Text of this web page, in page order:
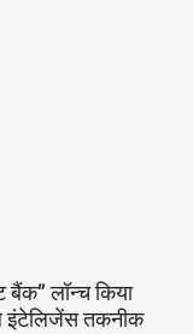
लॉन्च किया
इंटेलिजेंस तकनीक